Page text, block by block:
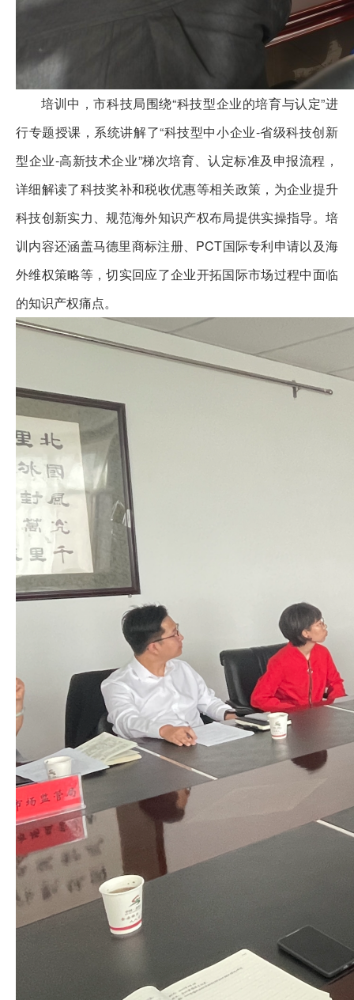
培训中，市科技局围绕“科技型企业的培育与认定”进
行专题授课，系统讲解了“科技型中小企业-省级科技创新
型企业-高新技术企业”梯次培育、认定标准及申报流程，
详细解读了科技奖补和税收优惠等相关政策，为企业提升
科技创新实力、规范海外知识产权布局提供实操指导。培
训内容还涵盖马德里商标注册、PCT国际专利申请以及海
外维权策略等，切实回应了企业开拓国际市场过程中面临
的知识产权痛点。